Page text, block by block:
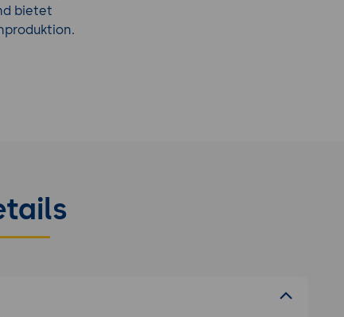
bietet